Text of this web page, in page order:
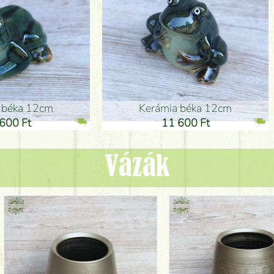
béka 12cm
600 Ft
Kerámia béka 12cm
11 600 Ft
Vázák